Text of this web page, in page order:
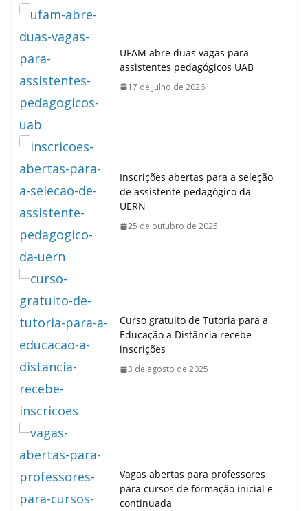
UFAM abre duas vagas para
assistentes pedagógicos UAB
17 de julho de 2026
Inscrições abertas para a seleção
de assistente pedagógico da
UERN
25 de outubro de 2025
Curso gratuito de Tutoria para a
Educação a Distância recebe
inscrições
3 de agosto de 2025
Vagas abertas para professores
para cursos de formação inicial e
continuada